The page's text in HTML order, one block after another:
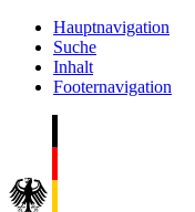
Hauptnavigation
Suche
Inhalt
Footernavigation